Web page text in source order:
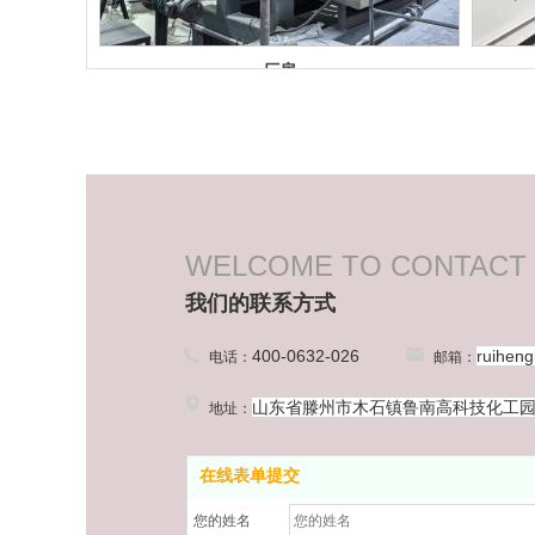
厂房
实验室
在线表单提交
您的姓名
WELCOME TO CONTACT
我们的联系方式
电话： 400-0632-026 邮箱：
地址： 山东省滕州市木石镇鲁南高科技化工